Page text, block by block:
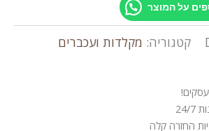
על המוצר
קטגוריה: מקלדות ועכברים
7
החזרה קלה